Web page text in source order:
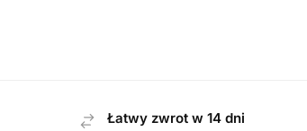
Łatwy zwrot w 14 dni